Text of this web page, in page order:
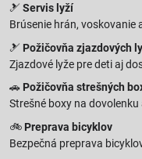
🎿 Servis lyží
Brúsenie hrán, voskovanie
🎿 Požičovňa zjazdových
Zjazdové lyže pre deti aj
🚗 Požičovňa strešných
Strešné boxy na
🚲 Preprava bicyklov
Bezpečná preprava